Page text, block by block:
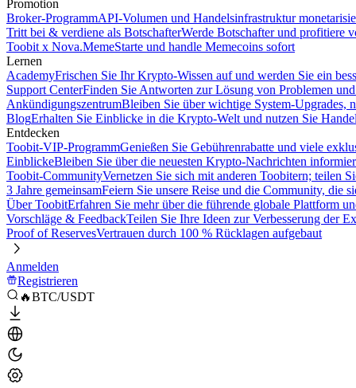
Promotion
Broker-ProgrammAPI-Volumen und Handelsinfrastruktur
Tritt bei & verdiene als BotschafterWerde Botschafter und profitiere
Toobit x Nova.MemeStarte und handle Memecoins sofort
Lernen
AcademyFrischen Sie Ihr Krypto-Wissen auf und werden Sie ein
Support CenterFinden Sie Antworten zur Lösung von Problemen
AnkündigungszentrumBleiben Sie über wichtige System-Upgrades,
BlogErhalten Sie Einblicke in die Krypto-Welt und nutzen Sie
Entdecken
Toobit-VIP-ProgrammGenießen Sie Gebührenrabatte und viele
EinblickeBleiben Sie über die neuesten Krypto-Nachrichten
Toobit-CommunityVernetzen Sie sich mit anderen Toobitern; teilen
3 Jahre gemeinsamFeiern Sie unsere Reise und die Community, die
Über ToobitErfahren Sie mehr über die führende globale Plattform
Vorschläge & FeedbackTeilen Sie Ihre Ideen zur Verbesserung der
Proof of ReservesVertrauen durch 100 % Rücklagen aufgebaut
Anmelden
Registrieren
🔥BTC/USDT